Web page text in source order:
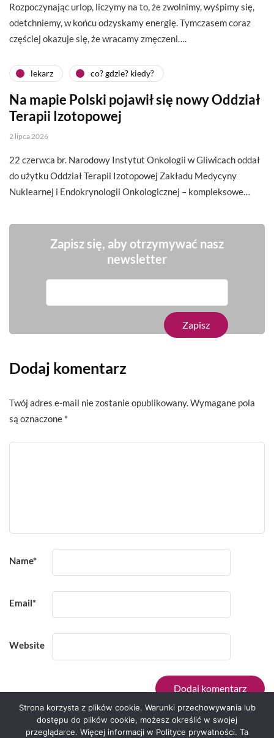
Rozpoczynając urlop, liczymy na to, że zwolnimy, wyśpimy się,
odetchniemy, w końcu odzyskamy energię. Tymczasem coraz
częściej okazuje się, że wracamy zmęczeni….
lekarz co? gdzie? kiedy?
Na mapie Polski pojawił się nowy Oddział
Terapii Izotopowej
2 lipca 2026
22 czerwca br. Narodowy Instytut Onkologii w Gliwicach oddał
do użytku Oddział Terapii Izotopowej Zakładu Medycyny
Nuklearnej i Endokrynologii Onkologicznej – kompleksowe…
Zapisz się, aby otrzymywać nasz
newsletter
Dodaj komentarz
Twój adres e-mail nie zostanie opublikowany. Wymagane pola
są oznaczone *
Name*
Email*
Website
Strona korzysta z plików cookie. Warunki przechowywania lub
dostępu do plików cookie, możesz określić w swojej
przeglądarce. Więcej informacji w Polityce prywatności. Ta